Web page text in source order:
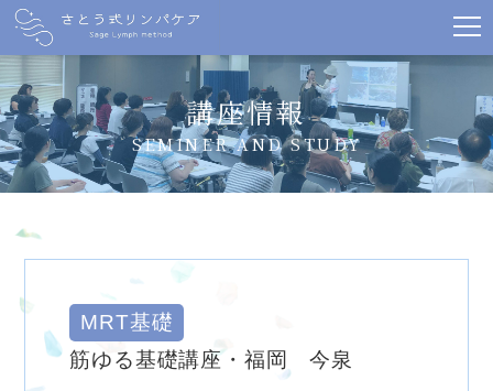
講座情報
SEMINER AND STUDY
MRT基礎
筋ゆる基礎講座・福岡 今泉